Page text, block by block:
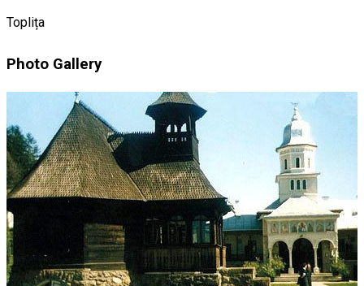
Toplița
Photo Gallery